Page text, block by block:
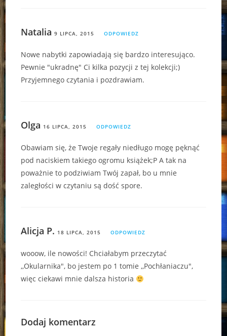
Natalia 9 LIPCA, 2015 ODPOWIEDZ
Nowe nabytki zapowiadają się bardzo interesująco.
Pewnie "ukradnę" Ci kilka pozycji z tej kolekcji;)
Przyjemnego czytania i pozdrawiam.
Olga 16 LIPCA, 2015 ODPOWIEDZ
Obawiam się, że Twoje regały niedługo mogę pęknąć
pod naciskiem takiego ogromu książek;P A tak na
poważnie to podziwiam Twój zapał, bo u mnie
zaległości w czytaniu są dość spore.
Alicja P. 18 LIPCA, 2015 ODPOWIEDZ
wooow, ile nowości! Chciałabym przeczytać
,,Okularnika", bo jestem po 1 tomie ,,Pochłaniaczu",
więc ciekawi mnie dalsza historia
Dodaj komentarz